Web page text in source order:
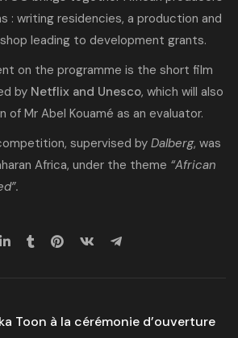
: writing residencies, a production and
leading to development grants.
on the programme is the short film
by Netflix and Unesco, which will also
Mr Abel Kouamé as an evaluator.
supervised by Dalberg, was
Africa, under the theme “African
Toon à la cérémonie d’ouverture